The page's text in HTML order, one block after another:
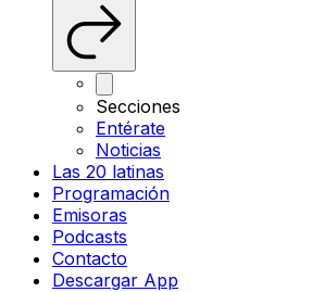
Secciones
Entérate
Noticias
Las 20 latinas
Programación
Emisoras
Podcasts
Contacto
Descargar App